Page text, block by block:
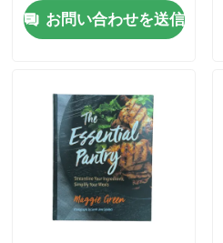
お問い合わせを送信